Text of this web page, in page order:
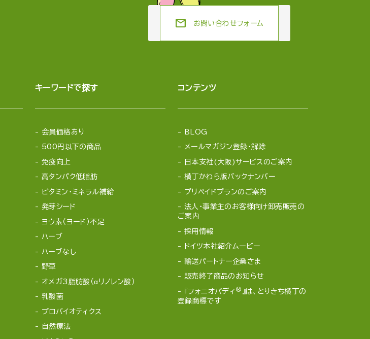
mail お問い合わせフォーム
キーワードで探す
会員価格あり
500円以下の商品
免疫向上
高タンパク低脂肪
ビタミン・ミネラル補給
発芽シード
ヨウ素（ヨード）不足
ハーブ
ハーブなし
野草
オメガ3脂肪酸（αリノレン酸）
乳酸菌
プロバイオティクス
自然療法
コンテンツ
BLOG
メールマガジン登録・解除
日本支社(大阪)サービスのご案内
横丁かわら版バックナンバー
プリペイドプランのご案内
法人・事業主のお客様向け卸売販売の
ご案内
採用情報
ドイツ本社紹介ムービー
輸送パートナー企業さま
販売終了商品のお知らせ
『フォニオパディ ® 』は、とりきち横丁の
登録商標です